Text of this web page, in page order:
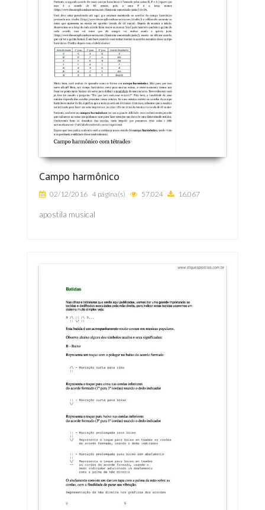
Campo harmônico
02/12/2016 4 página(s) 57.024 16.067
apostila musical